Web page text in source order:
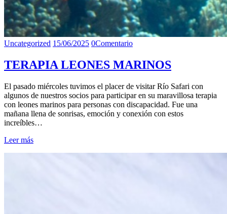
Uncategorized 15/06/2025 0Comentario
TERAPIA LEONES MARINOS
El pasado miércoles tuvimos el placer de visitar Río Safari con
algunos de nuestros socios para participar en su maravillosa terapia
con leones marinos para personas con discapacidad. Fue una
mañana llena de sonrisas, emoción y conexión con estos
increíbles…
Leer más